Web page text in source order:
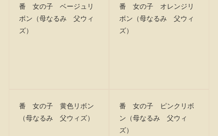
番 女の子 ベージュリ
ボン（母なるみ 父ウィ
ズ）
番 女の子 オレンジリ
ボン（母なるみ 父ウィ
ズ）
番 女の子 黄色リボン
（母なるみ 父ウィズ）
番 女の子 ピンクリボ
ン（母なるみ 父ウィ
ズ）